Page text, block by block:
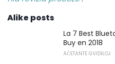
Alike posts
La 7 Best
Buy en 2018
AĈETANTE GVIDILOJ